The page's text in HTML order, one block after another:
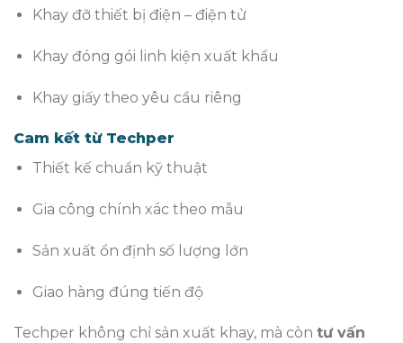
Khay đỡ thiết bị điện – điện tử
Khay đóng gói linh kiện xuất khẩu
Khay giấy theo yêu cầu riêng
Cam kết từ Techper
Thiết kế chuẩn kỹ thuật
Gia công chính xác theo mẫu
Sản xuất ổn định số lượng lớn
Giao hàng đúng tiến độ
Techper không chỉ sản xuất khay, mà còn tư vấn